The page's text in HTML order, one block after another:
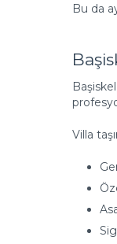
Bu da
Villa